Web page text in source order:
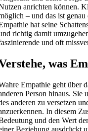
anrichten können.
– und das ist
hat seine
richtig damit
und oft
was
Empathie geht über
Person hinaus. Sie
anderen zu versetzen
In diesem
und den Wert
Beziehung ausdrückt